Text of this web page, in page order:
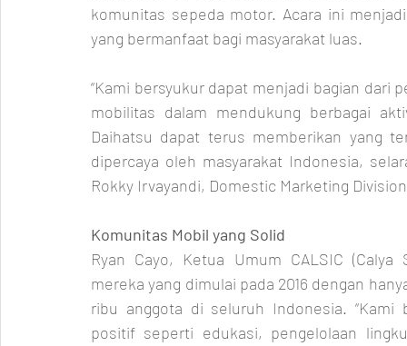
komunitas sepeda motor. Acara ini
yang bermanfaat bagi masyarakat luas.
“Kami bersyukur dapat menjadi bagian dari
mobilitas dalam mendukung berbagai
Daihatsu dapat terus memberikan yang
dipercaya oleh masyarakat Indonesia,
Rokky Irvayandi, Domestic Marketing
Komunitas Mobil yang Solid
Ryan Cayo, Ketua Umum CALSIC
mereka yang dimulai pada 2016 dengan
ribu anggota di seluruh Indonesia. “Kami
positif seperti edukasi, pengelolaan